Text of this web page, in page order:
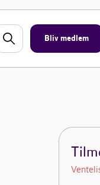
Bliv medlem